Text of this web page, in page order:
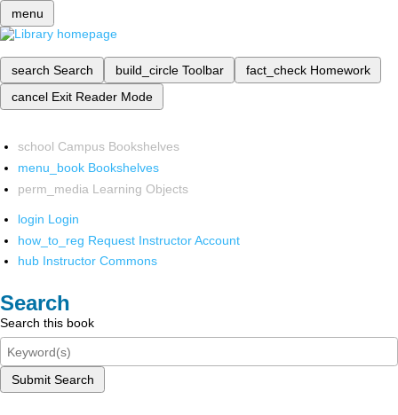
menu
search Search build_circle Toolbar fact_check Homework
cancel Exit Reader Mode
school Campus Bookshelves
menu_book Bookshelves
perm_media Learning Objects
login Login
how_to_reg Request Instructor Account
hub Instructor Commons
Search
Search this book
Submit Search